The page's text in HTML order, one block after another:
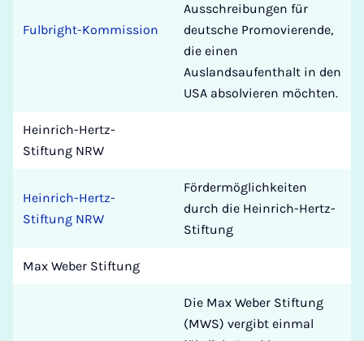
Fulbright-Kommission
Ausschreibungen für
deutsche Promovierende,
die einen
Auslandsaufenthalt in den
USA absolvieren möchten.
Heinrich-Hertz-
Stiftung NRW
Heinrich-Hertz-
Stiftung NRW
Fördermöglichkeiten
durch die Heinrich-Hertz-
Stiftung
Max Weber Stiftung
Die Max Weber Stiftung
(MWS) vergibt einmal